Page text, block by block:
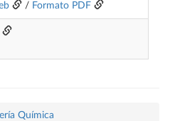
/ Formato PDF
Química